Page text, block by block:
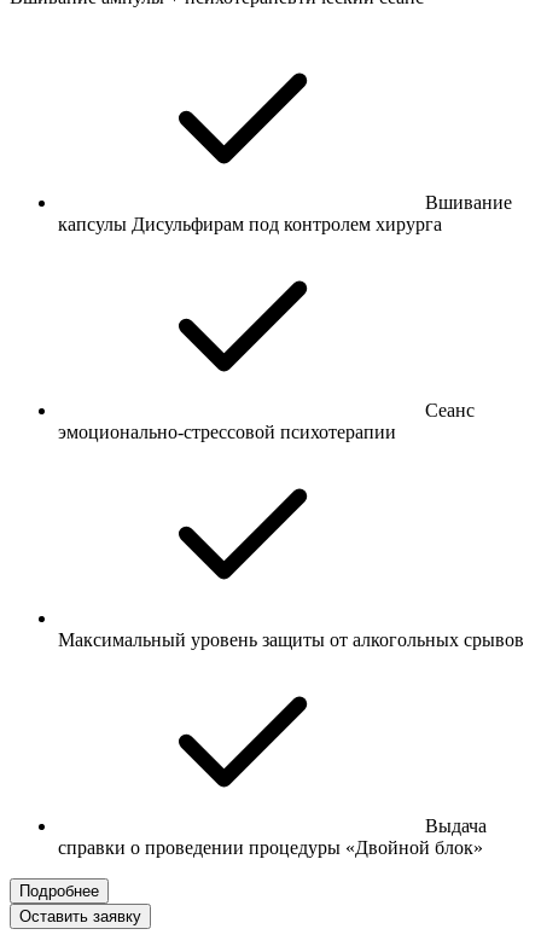
Вшивание
капсулы Дисульфирам под контролем хирурга
Сеанс
эмоционально-стрессовой психотерапии
Максимальный уровень защиты от алкогольных срывов
Выдача
справки о проведении процедуры «Двойной блок»
Подробнее
Оставить заявку